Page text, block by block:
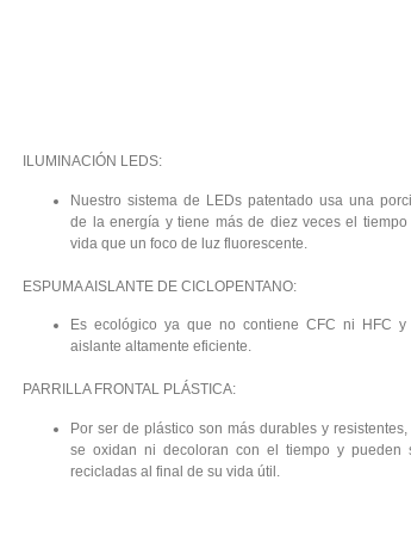
ILUMINACIÓN LEDS:
Nuestro sistema de LEDs patentado usa una
de la energía y tiene más de diez veces el tiempo
vida que un foco de luz fl­uorescente.
ESPUMA AISLANTE DE CICLOPENTANO:
Es ecológico ya que no contiene CFC ni HFC y
aislante altamente eficiente.
PARRILLA FRONTAL PLÁSTICA:
Por ser de plástico son más durables y
se oxidan ni decoloran con el tiempo y pueden
recicladas al final de su vida útil.